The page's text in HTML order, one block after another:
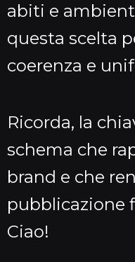
abiti e
questa scelta
coerenza e
Ricorda, la
schema che
brand e che
pubblicazione
Ciao!